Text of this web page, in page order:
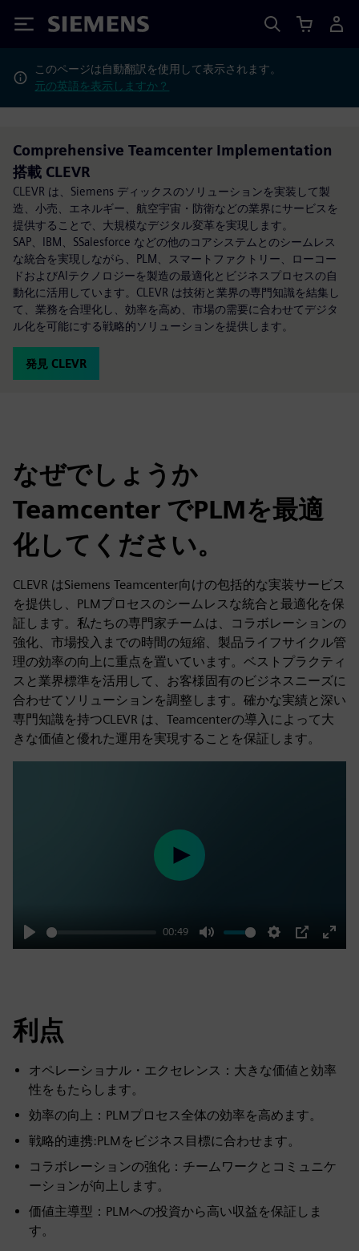
Siemens
このページは自動翻訳を使用して表示されます。
元の英語を表示しますか？
Comprehensive Teamcenter Implementation
搭載 CLEVR
CLEVR は、Siemens ディックスのソリューションを実装して製
造、小売、エネルギー、航空宇宙・防衛などの業界にサービスを
提供することで、大規模なデジタル変革を実現します。
SAP、IBM、SSalesforce などの他のコアシステムとのシームレス
な統合を実現しながら、PLM、スマートファクトリー、ローコー
ドおよびAIテクノロジーを製造の最適化とビジネスプロセスの自
動化に活用しています。CLEVR は技術と業界の専門知識を結集し
て、業務を合理化し、効率を高め、市場の需要に合わせてデジタ
ル化を可能にする戦略的ソリューションを提供します。
発見 CLEVR
なぜでしょうか
Teamcenter でPLMを最適
化してください。
CLEVR はSiemens Teamcenter向けの包括的な実装サービス
を提供し、PLMプロセスのシームレスな統合と最適化を保
証します。私たちの専門家チームは、コラボレーションの
強化、市場投入までの時間の短縮、製品ライフサイクル管
理の効率の向上に重点を置いています。ベストプラクティ
スと業界標準を活用して、お客様固有のビジネスニーズに
合わせてソリューションを調整します。確かな実績と深い
専門知識を持つCLEVR は、Teamcenterの導入によって大
きな価値と優れた運用を実現することを保証します。
Play
00:49
Mute Settings
PIP
Enter
Play
利点
オペレーショナル・エクセレンス：大きな価値と効率
性をもたらします。
効率の向上：PLMプロセス全体の効率を高めます。
戦略的連携:PLMをビジネス目標に合わせます。
コラボレーションの強化：チームワークとコミュニケ
ーションが向上します。
価値主導型：PLMへの投資から高い収益を保証しま
す。